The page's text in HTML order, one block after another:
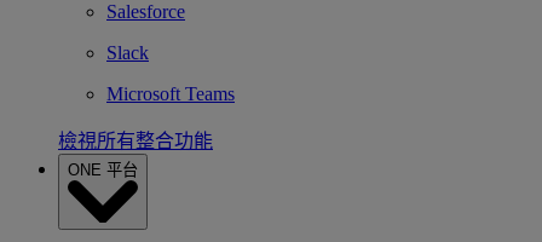
Salesforce
Slack
Microsoft Teams
檢視所有整合功能
ONE 平台